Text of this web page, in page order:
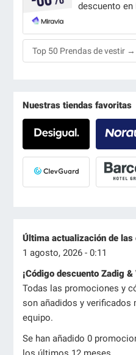
descuento en
Top 50 Prendas de vestir →
Nuestras tiendas favoritas
Última actualización de las
1 agosto, 2026 - 0:11
¡Código descuento Zadig
Todas las promociones y
son añadidos y verificados
equipo.
Se han añadido 0